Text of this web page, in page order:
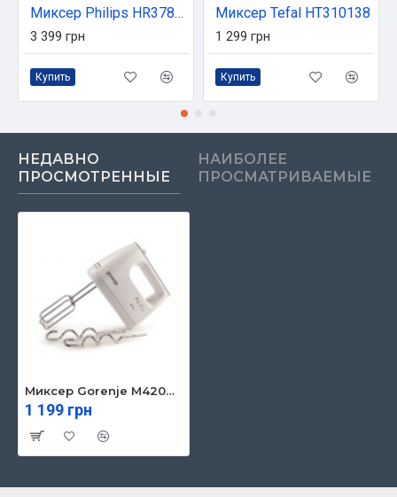
Миксер Philips HR3781/10
3 399 грн
Купить
Миксер Tefal HT310138
1 299 грн
Купить
НЕДАВНО
ПРОСМОТРЕННЫЕ
НАИБОЛЕЕ
ПРОСМАТРИВАЕМЫЕ
Миксер Gorenje M420CW
1 199 грн